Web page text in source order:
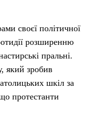
своєї політичної
розширенню
пральні.
який зробив
шкіл за
протестанти